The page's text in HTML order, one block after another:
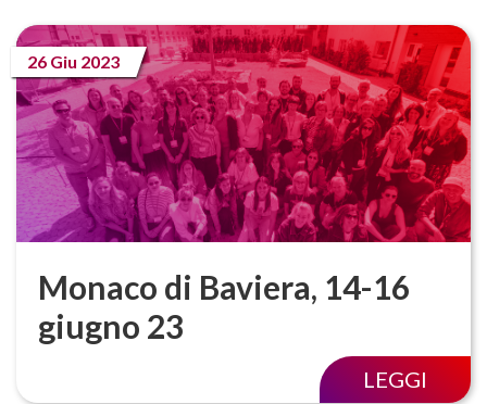
26 Giu 2023
Monaco di Baviera, 14-16
giugno 23
LEGGI